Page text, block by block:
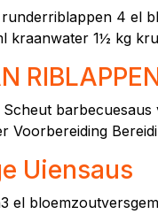
4 el
kraanwater 1½ kg
Voorbereiding
Uiensaus
el